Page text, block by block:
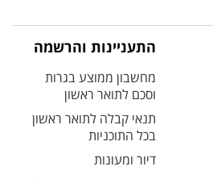
התעניינות והרשמה
מחשבון ממוצע בגרות
וסכם לתואר ראשון
תנאי קבלה לתואר ראשון
בכל התוכניות
דיור ומעונות